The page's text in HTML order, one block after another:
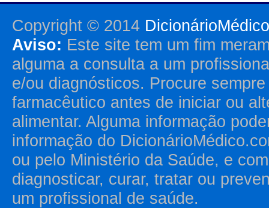
Copyright © 2014
Aviso: Este site tem um fim
alguma a consulta a um
e/ou diagnósticos. Procure
farmacêutico antes de iniciar ou
alimentar. Alguma informação
informação do
ou pelo Ministério da Saúde, e
diagnosticar, curar, tratar ou
um profissional de saúde.